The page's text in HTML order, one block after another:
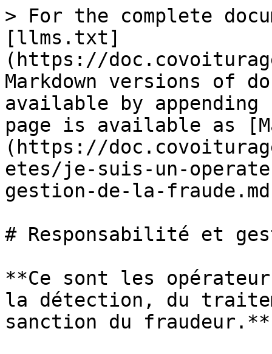
> For the complete
[llms.txt]
(https://
Markdown versions of
available by
page is available as
(https://
etes/je-suis-un-
gestion-de-la-
# Responsabilité et
**Ce sont les
la détection, du
sanction du fraudeur.**